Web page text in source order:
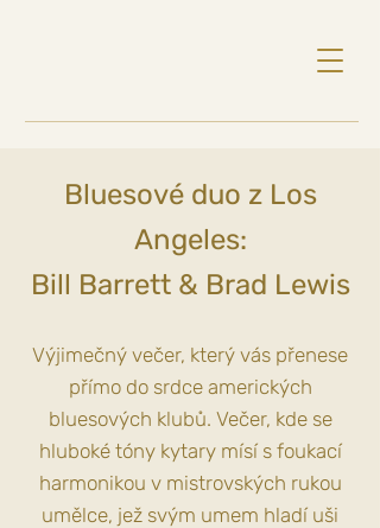
Bluesové duo z Los
Angeles:
Bill Barrett & Brad Lewis
Výjimečný večer, který vás přenese
přímo do srdce amerických
bluesových klubů. Večer, kde se
hluboké tóny kytary mísí s foukací
harmonikou v mistrovských rukou
umělce, jež svým umem hladí uši